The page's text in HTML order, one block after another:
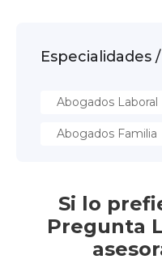
Especialidades
Abogados Laboral
Abogados Familia
Si lo
Pregunta